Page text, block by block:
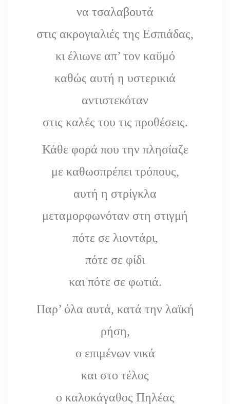
να τσαλαβουτά
στις ακρογιαλιές της Εσπιάδας,
κι έλιωνε απ’ τον καϋμό
καθώς αυτή η υστερικιά
αντιστεκόταν
στις καλές του τις προθέσεις.
Κάθε φορά που την πλησίαζε
με καθωσπρέπει τρόπους,
αυτή η στρίγκλα
μεταμορφωνόταν στη στιγμή
πότε σε λιοντάρι,
πότε σε φίδι
και πότε σε φωτιά.
Παρ’ όλα αυτά, κατά την λαϊκή
ρήση,
ο επιμένων νικά
και στο τέλος
ο καλοκάγαθος Πηλέας